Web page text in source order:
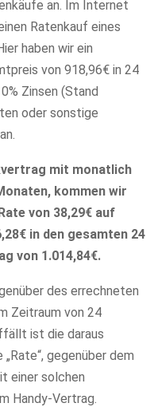
an. Im Internet
Ratenkauf eines
haben wir ein
von 918,96€ in 24
Zinsen (Stand
oder sonstige
mit monatlich
kommen wir
von 38,29€ auf
in den gesamten 24
von 1.014,84€.
des errechneten
Zeitraum von 24
ist die daraus
gegenüber dem
einer solchen
Handy-Vertrag.